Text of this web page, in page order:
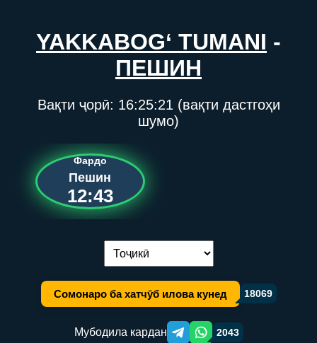
YAKKABOG‘ TUMANI -
ПЕШИН
Вақти ҷорӣ: 16:25:21 (вақти дастгоҳи
шумо)
Фардо
Пешин
12:43
Иваз кардани забон:
Сомонаро ба хатчӯб илова кунед 18069
Мубодила кардан Telegram orqali ulashish
WhatsApp orqali ulashish
2043